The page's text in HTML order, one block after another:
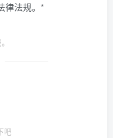
律法规。*
吧